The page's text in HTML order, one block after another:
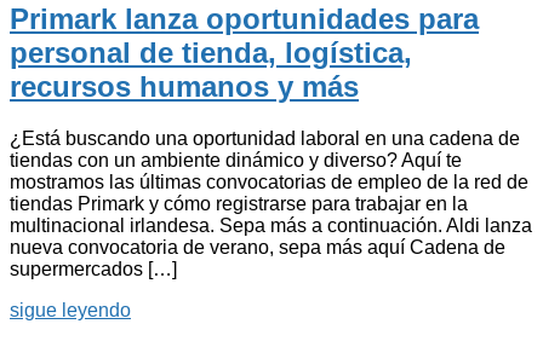
Primark lanza oportunidades para
personal de tienda, logística,
recursos humanos y más
¿Está buscando una oportunidad laboral en una cadena de
tiendas con un ambiente dinámico y diverso? Aquí te
mostramos las últimas convocatorias de empleo de la red de
tiendas Primark y cómo registrarse para trabajar en la
multinacional irlandesa. Sepa más a continuación. Aldi lanza
nueva convocatoria de verano, sepa más aquí Cadena de
supermercados […]
sigue leyendo